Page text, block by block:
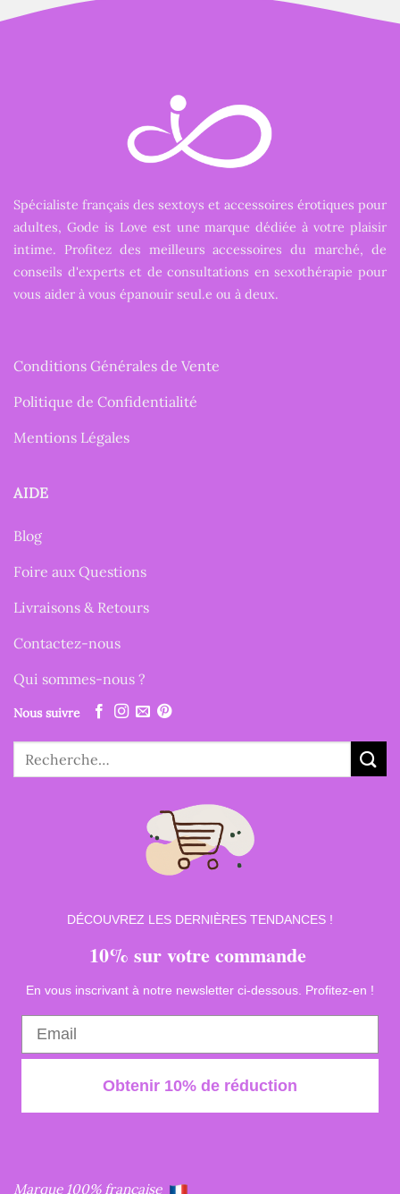
Spécialiste français des sextoys et accessoires érotiques pour
adultes, Gode is Love est une marque dédiée à votre plaisir
intime. Profitez des meilleurs accessoires du marché, de
conseils d'experts et de consultations en sexothérapie pour
vous aider à vous épanouir seul.e ou à deux.
Conditions Générales de Vente
Politique de Confidentialité
Mentions Légales
AIDE
Blog
Foire aux Questions
Livraisons & Retours
Contactez-nous
Qui sommes-nous ?
Nous suivre
Recherche
pour :
DÉCOUVREZ LES DERNIÈRES TENDANCES !
10% sur votre commande
En vous inscrivant à notre newsletter ci-dessous. Profitez-en !
Obtenir 10% de réduction
Marque 100% française